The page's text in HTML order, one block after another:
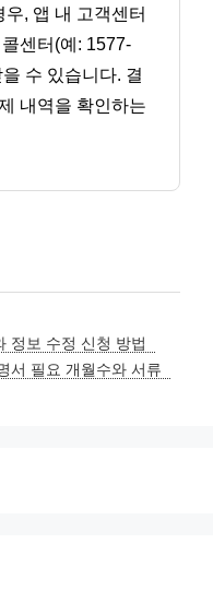
, 앱 내 고객센터
센터(예: 1577-
수 있습니다. 결
내역을 확인하는
정보 수정 신청 방법
서 필요 개월수와 서류